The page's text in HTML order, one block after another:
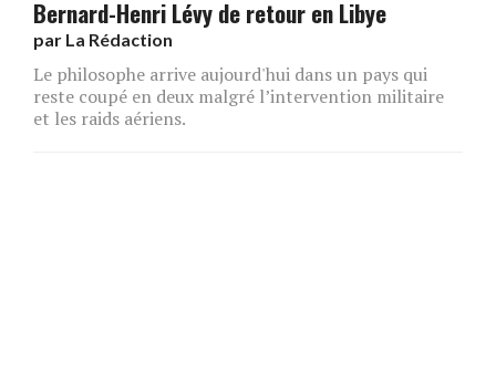
Bernard-Henri Lévy de retour en Libye
par La Rédaction
Le philosophe arrive aujourd'hui dans un pays qui
reste coupé en deux malgré l’intervention militaire
et les raids aériens.